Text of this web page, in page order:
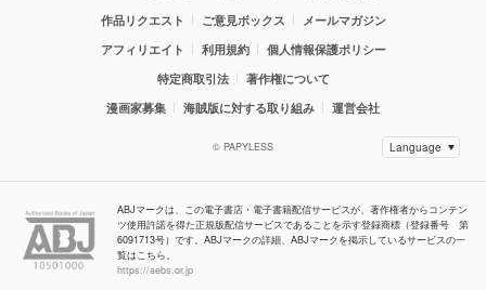
作品リクエスト
ご意見ボックス
メールマガジン
アフィリエイト
利用規約
個人情報保護ポリシー
特定商取引法
著作権について
漫画家募集
海賊版に対する取り組み 運営会社
© PAPYLESS
ABJマークは、この電子書店・電子書籍配信サービスが、著作権者からコンテン
ツ使用許諾を得た正規版配信サービスであることを示す登録商標（登録番号 第
6091713号）です。ABJマークの詳細、ABJマークを掲示しているサービスの一
覧はこちら。
https://aebs.or.jp